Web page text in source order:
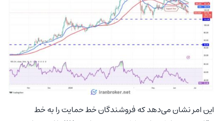
این امر نشان می‌دهد که فروشندگان خط حمایت را به خط